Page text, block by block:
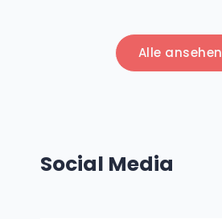
Alle ansehen
Social Media